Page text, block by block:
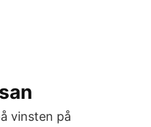
vinsten på